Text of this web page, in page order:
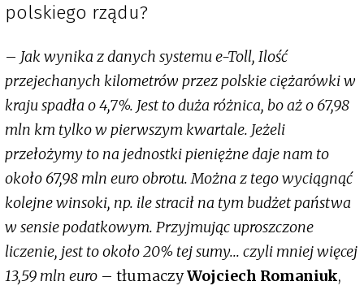
polskiego rządu?
– Jak wynika z danych systemu e-Toll, Ilość
przejechanych kilometrów przez polskie ciężarówki w
kraju spadła o 4,7%. Jest to duża różnica, bo aż o 67,98
mln km tylko w pierwszym kwartale. Jeżeli
przełożymy to na jednostki pieniężne daje nam to
około 67,98 mln euro obrotu. Można z tego wyciągnąć
kolejne winsoki, np. ile stracił na tym budżet państwa
w sensie podatkowym. Przyjmując uproszczone
liczenie, jest to około 20% tej sumy... czyli mniej więcej
13,59 mln euro – tłumaczyWojciech Romaniuk,